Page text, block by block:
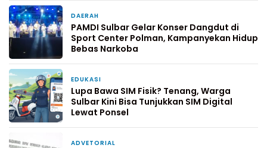
DAERAH
PAMDI Sulbar Gelar Konser Dangdut di
Sport Center Polman, Kampanyekan Hidup
Bebas Narkoba
EDUKASI
Lupa Bawa SIM Fisik? Tenang, Warga
Sulbar Kini Bisa Tunjukkan SIM Digital
Lewat Ponsel
ADVETORIAL